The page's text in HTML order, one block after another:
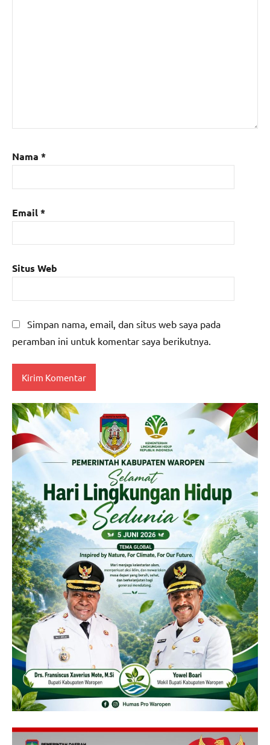
Nama *
Email*
Situs Web
Simpan nama, email, dan situs web saya pada
peramban ini untuk komentar saya berikutnya.